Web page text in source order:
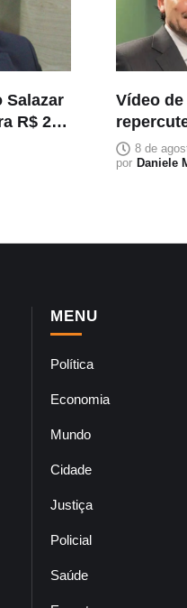
Salazar
R$ 2,2
Vídeo
Neto
ao
8 de
por Daniele
MENU
Política
Economia
Mundo
Cidade
Justiça
Policial
Saúde